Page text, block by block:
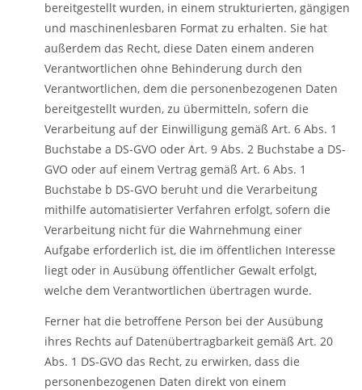
bereitgestellt wurden, in einem strukturierten, gängigen
und maschinenlesbaren Format zu erhalten. Sie hat
außerdem das Recht, diese Daten einem anderen
Verantwortlichen ohne Behinderung durch den
Verantwortlichen, dem die personenbezogenen Daten
bereitgestellt wurden, zu übermitteln, sofern die
Verarbeitung auf der Einwilligung gemäß Art. 6 Abs. 1
Buchstabe a DS-GVO oder Art. 9 Abs. 2 Buchstabe a DS-
GVO oder auf einem Vertrag gemäß Art. 6 Abs. 1
Buchstabe b DS-GVO beruht und die Verarbeitung
mithilfe automatisierter Verfahren erfolgt, sofern die
Verarbeitung nicht für die Wahrnehmung einer
Aufgabe erforderlich ist, die im öffentlichen Interesse
liegt oder in Ausübung öffentlicher Gewalt erfolgt,
welche dem Verantwortlichen übertragen wurde.
Ferner hat die betroffene Person bei der Ausübung
ihres Rechts auf Datenübertragbarkeit gemäß Art. 20
Abs. 1 DS-GVO das Recht, zu erwirken, dass die
personenbezogenen Daten direkt von einem